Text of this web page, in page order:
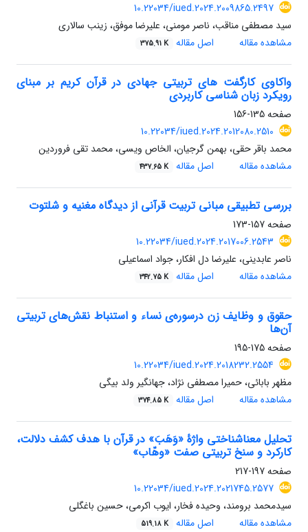
10.22034/iued.2024.2009865.2497
سید مصطفی مناقب، ناصر مومنی، علیرضا موفق، زینب سالاری
مشاهده مقاله
اصل مقاله 375.91 K
واکاوی کارگفت های تربیتی جهادی در قرآن کریم بر مبنای
رویکرد زبان شناسی کاربردی
صفحه135-156
10.22034/iued.2024.2012080.2510
محمد باقر حقی، بهمن گرجیان، الخاص ویسی، محمد تقی فروردین
مشاهده مقاله
اصل مقاله 437.65 K
بررسی تطبیقی مبانی تربیت قرآنی از دیدگاه مغنیه و شلتوت
صفحه157-173
10.22034/iued.2024.2017006.2543
ناصر عابدینی، علیرضا دل افکار، جواد اسماعیلی
مشاهده مقاله
اصل مقاله 342.75 K
حقوق و وظایف زن درسوره‌ی نساء و استنباط نقش‌های تربیتی
آن‌ها
صفحه175-195
10.22034/iued.2024.2018232.2554
مظهر بابائی، حمیرا مصطفی نژاد، جهانگیر ولد بیگی
مشاهده مقاله
اصل مقاله 374.85 K
تحلیل معناشناختی واژۀ «وَهَبَ» در قرآن با هدف کشف دلالت،
کارکرد و سنخ تربیتی صفت «وهّاب»
صفحه197-217
10.22034/iued.2024.2021745.2577
سیدمحمد برومند، وحیده فخار، ایوب اکرمی، حسین باغگلی
مشاهده مقاله
اصل مقاله 519.18 K